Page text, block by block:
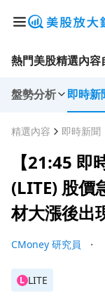
熱門美股精選內容
盤勢分析 即時新
精選內容 即時新聞
【21:45
(LITE) 股
材大漲後出
CMoney 研究員 ・
L LITE